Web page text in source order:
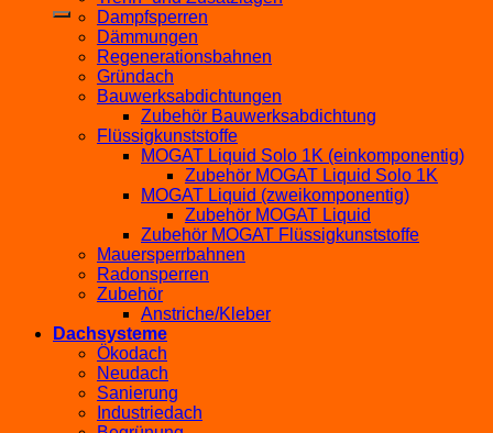
Dampfsperren
Dämmungen
Regenerationsbahnen
Gründach
Bauwerksabdichtungen
Zubehör Bauwerksabdichtung
Flüssigkunststoffe
MOGAT Liquid Solo 1K (einkomponentig)
Zubehör MOGAT Liquid Solo 1K
MOGAT Liquid (zweikomponentig)
Zubehör MOGAT Liquid
Zubehör MOGAT Flüssigkunststoffe
Mauersperrbahnen
Radonsperren
Zubehör
Anstriche/Kleber
Dachsysteme
Ökodach
Neudach
Sanierung
Industriedach